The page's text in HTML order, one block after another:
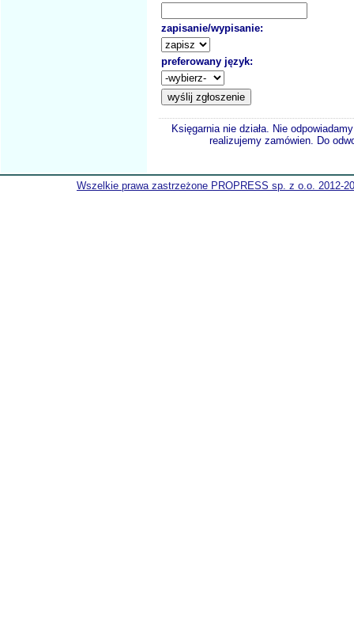
zapisanie/wypisanie:
preferowany język:
Księgarnia nie działa. Nie
realizujemy zamówien. Do
Wszelkie prawa zastrzeżone PROPRESS sp. z o.o. 2012-